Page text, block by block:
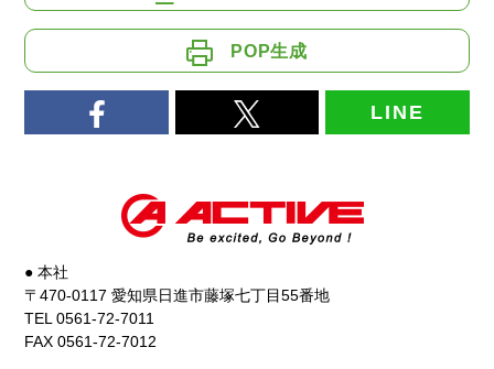
POP生成
LINE
● 本社
〒470-0117 愛知県日進市藤塚七丁目55番地
TEL 0561-72-7011
FAX 0561-72-7012